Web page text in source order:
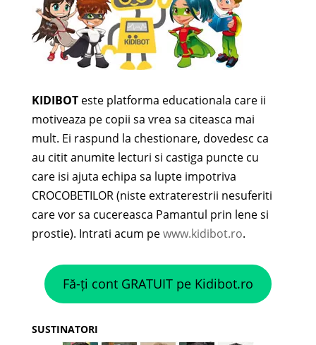
KIDIBOTeste platforma educationala care ii
motiveaza pe copii sa vrea sa citeasca mai
mult. Ei raspund la chestionare, dovedesc ca
au citit anumite lecturi si castiga puncte cu
care isi ajuta echipa sa lupte impotriva
CROCOBETILOR (niste extraterestrii nesuferiti
care vor sa cucereasca Pamantul prin lene si
prostie). Intrati acum pewww.kidibot.ro.
Fă-ți cont GRATUIT pe Kidibot.ro
SUSTINATORI